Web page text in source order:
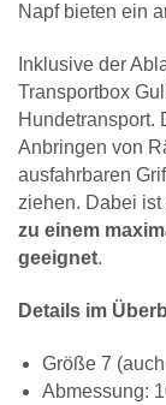
Napf bieten ein
Inklusive der
Transportbox
Hundetransport.
Anbringen von
ausfahrbaren
ziehen. Dabei
zu einem
geeignet.
Details im
Größe 7
Abmessung: